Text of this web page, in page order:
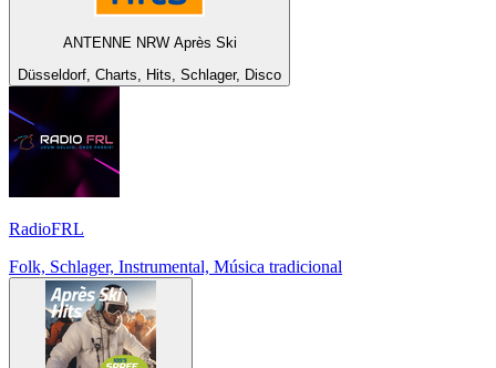
ANTENNE NRW Après Ski
Düsseldorf, Charts, Hits, Schlager, Disco
RadioFRL
Folk, Schlager, Instrumental, Música tradicional